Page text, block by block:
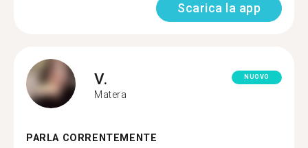
Scarica la app
V.
Matera
NUOVO
PARLA CORRENTEMENTE